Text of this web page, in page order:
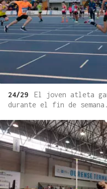
24/29
El joven atleta
durante el fin de